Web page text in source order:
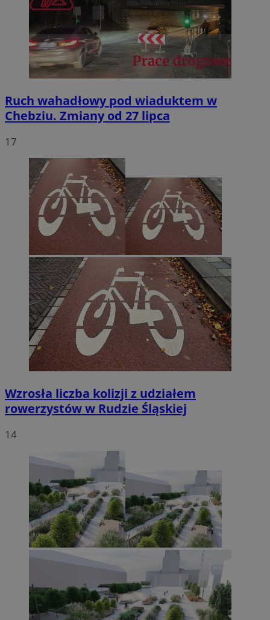
Ruch wahadłowy pod wiaduktem w
Chebziu. Zmiany od 27 lipca
17
Wzrosła liczba kolizji z udziałem
rowerzystów w Rudzie Śląskiej
14